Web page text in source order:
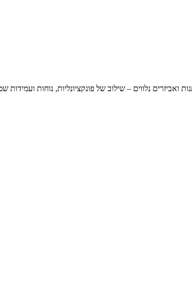
נלווים – שילוב של פונקציונליות, נוחות ועמידות